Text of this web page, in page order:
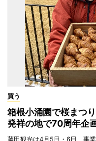
買う
箱根小涌園で桜まつ
発祥の地で70周年企
藤田観光は4月5日・6日、事